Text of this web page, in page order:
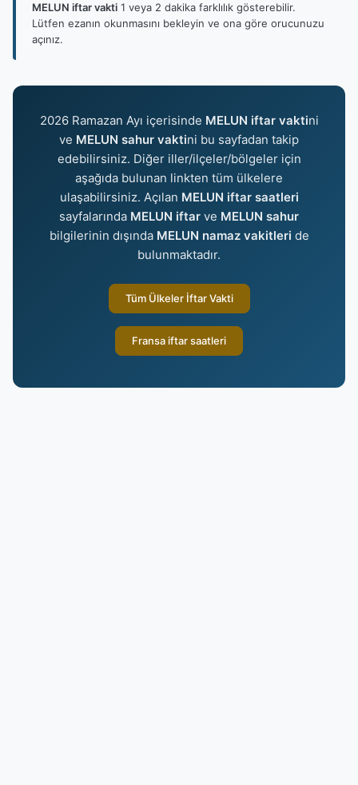
MELUN iftar vakti 1 veya 2 dakika farklılık gösterebilir.
Lütfen ezanın okunmasını bekleyin ve ona göre orucunuzu
açınız.
2026 Ramazan Ayı içerisinde MELUN iftar vaktini
ve MELUN sahur vaktini bu sayfadan takip
edebilirsiniz. Diğer iller/ilçeler/bölgeler için
aşağıda bulunan linkten tüm ülkelere
ulaşabilirsiniz. Açılan MELUN iftar saatleri
sayfalarında MELUN iftar ve MELUN sahur
bilgilerinin dışında MELUN namaz vakitleri de
bulunmaktadır.
Tüm Ülkeler İftar Vakti
Fransa iftar saatleri